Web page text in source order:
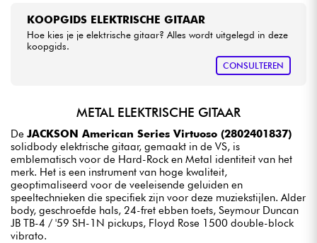
KOOPGIDS ELEKTRISCHE GITAAR
Hoe kies je je elektrische gitaar? Alles wordt uitgelegd in deze
koopgids.
CONSULTEREN
METAL ELEKTRISCHE GITAAR
De JACKSON American Series Virtuoso (2802401837)
solidbody elektrische gitaar, gemaakt in de VS, is
emblematisch voor de Hard-Rock en Metal identiteit van het
merk. Het is een instrument van hoge kwaliteit,
geoptimaliseerd voor de veeleisende geluiden en
speeltechnieken die specifiek zijn voor deze muziekstijlen. Alder
body, geschroefde hals, 24-fret ebben toets, Seymour Duncan
JB TB-4 / '59 SH-1N pickups, Floyd Rose 1500 double-block
vibrato.